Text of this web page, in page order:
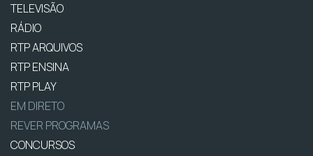
TELEVISÃO
RÁDIO
RTP ARQUIVOS
RTP ENSINA
RTP PLAY
EM DIRETO
REVER PROGRAMAS
CONCURSOS